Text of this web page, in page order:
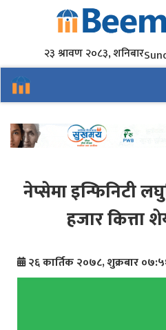
२३ श्रावण २०८३, शनिबार
नेप्सेमा इन्फिनिटी
हजार कित्ता
२६ कार्तिक २०७८, शुक्रबार